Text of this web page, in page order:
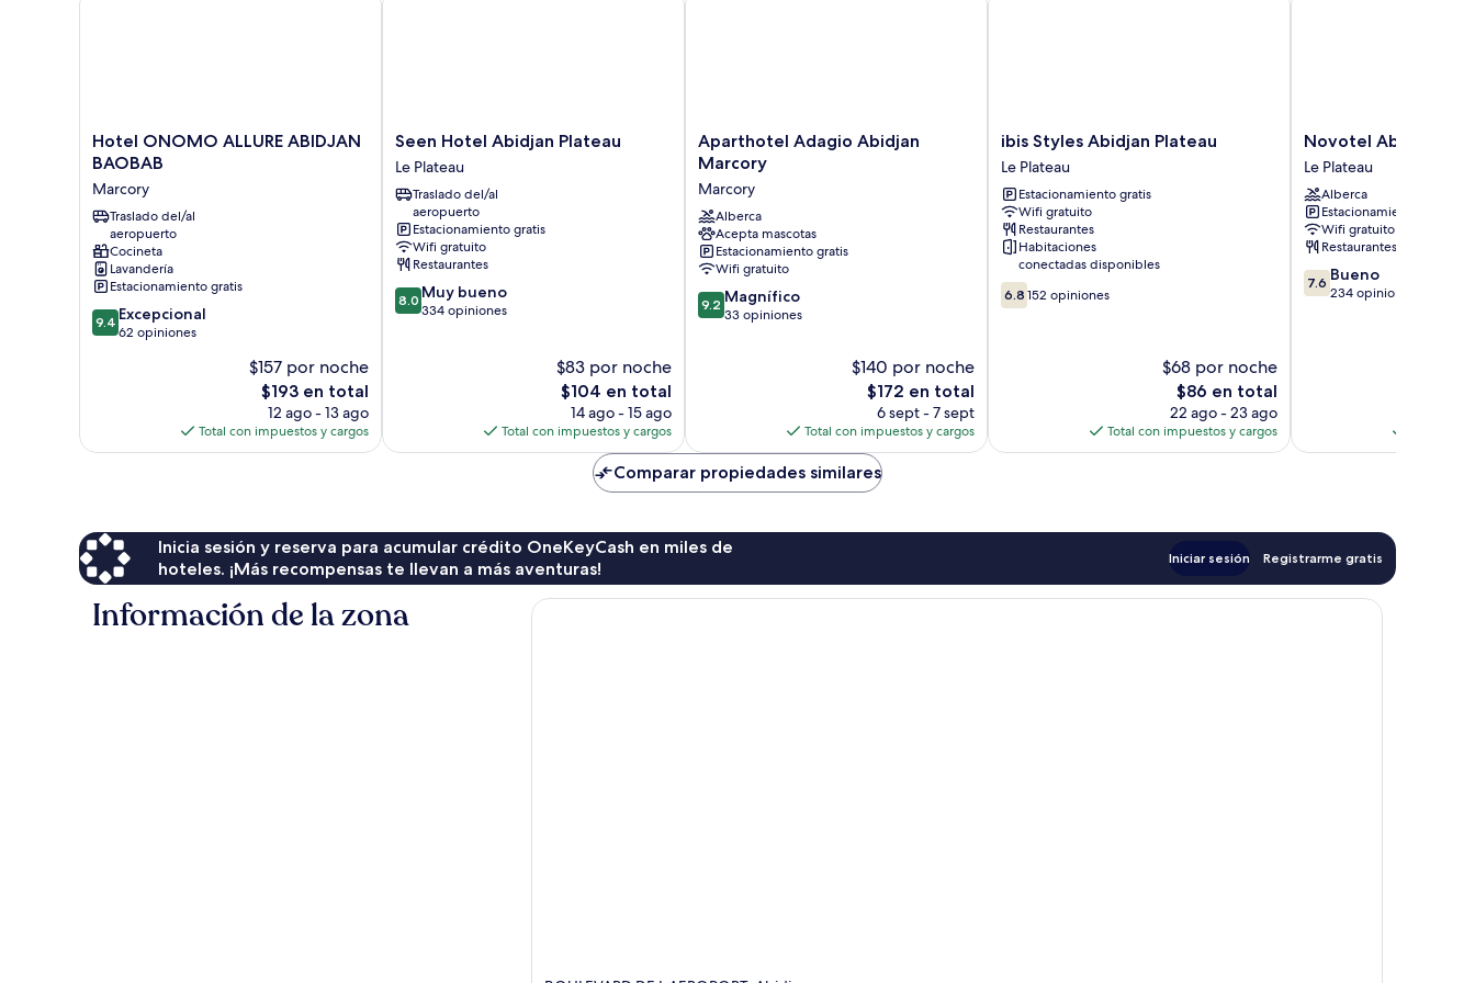
Hotel
ONOMO
ABIDJAN
BAOBAB
Marcory
Hotel ONOMO ALLURE ABIDJAN
BAOBAB
Marcory
Traslado del/al
aeropuerto
Cocineta
Lavandería
Estacionamiento gratis
9.4
de
9.4 Excepcional
62 opiniones
$157 por noche
El
precio
actual
es
$193 en total
12 ago - 13 ago
Total con impuestos y cargos
Seen
Hotel
Abidjan
Plateau
Plateau
Seen Hotel Abidjan Plateau
Le Plateau
Traslado del/al
aeropuerto
Estacionamiento gratis
Wifi gratuito
Restaurantes
8.0
de
8.0 Muy bueno
334 opiniones
$83 por noche
El
precio
actual
es
$104 en total
14 ago - 15 ago
Total con impuestos y cargos
Aparthotel
Adagio
Marcory
Marcory
Aparthotel Adagio Abidjan
Marcory
Marcory
Alberca
Acepta mascotas
Estacionamiento gratis
Wifi gratuito
9.2
de
9.2 Magnífico
33 opiniones
$140 por noche
El
precio
actual
es
de
$172
$172 en total
6 sept - 7 sept
Total con impuestos y cargos
ibis
Styles
Abidjan
Plateau
Le
Plateau
ibis Styles Abidjan Plateau
Le Plateau
Estacionamiento gratis
Wifi gratuito
Restaurantes
Habitaciones
conectadas disponibles
6.8
de
6.8 152 opiniones
$68 por noche
El
precio
actual
es
$86 en total
22 ago - 23 ago
Total con impuestos y cargos
Novotel
Abidjan
Plateau
Le
Plateau
Novotel Abidjan
Le Plateau
Alberca
Estacionamiento gratis
Wifi gratuito
Restaurantes
7.6
de
7.6 Bueno
234 opiniones
Comparar propiedades similares
Inicia sesión y reserva para acumular crédito OneKeyCash en miles de
hoteles. ¡Más recompensas te llevan a más aventuras!
Iniciar sesión Registrarme gratis
Información de la zona